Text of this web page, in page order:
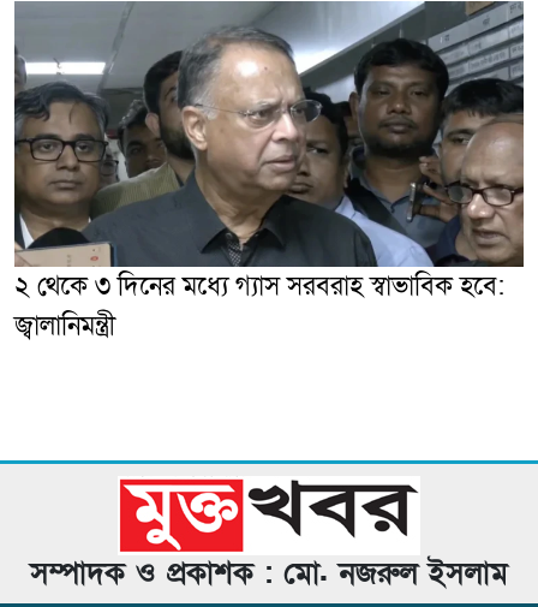
২ থেকে ৩ দিনের মধ্যে গ্যাস সরবরাহ স্বাভাবিক হবে:
জ্বালানিমন্ত্রী
সম্পাদক ও প্রকাশক : মো. নজরুল ইসলাম